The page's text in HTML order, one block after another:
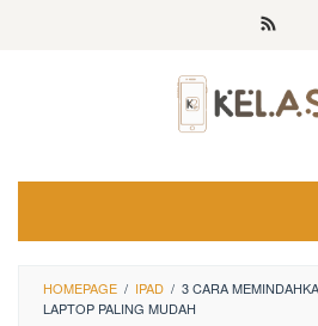
HOMEPAGE / IPAD / 3 CARA
LAPTOP PALING MUDAH